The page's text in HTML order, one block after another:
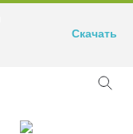
Скачать